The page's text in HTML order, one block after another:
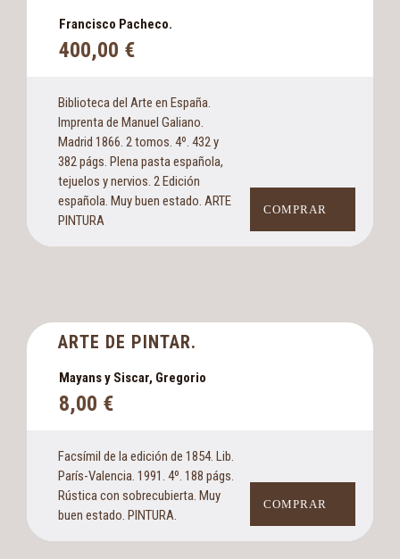
Francisco Pacheco.
400,00 €
Biblioteca del Arte en España.
Imprenta de Manuel Galiano.
Madrid 1866. 2 tomos. 4º. 432 y
382 págs. Plena pasta española,
tejuelos y nervios. 2 Edición
española. Muy buen estado. ARTE
PINTURA
COMPRAR
ARTE DE PINTAR.
Mayans y Siscar, Gregorio
8,00 €
Facsímil de la edición de 1854. Lib.
París-Valencia. 1991. 4º. 188 págs.
Rústica con sobrecubierta. Muy
buen estado. PINTURA.
COMPRAR